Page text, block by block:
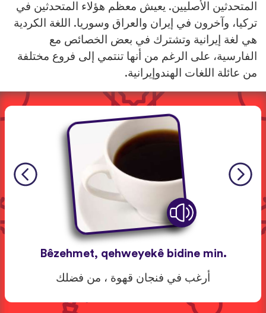
المتحدثين الأصليين. يعيش معظم هؤلاء المتحدثين في
تركيا، وآخرون في إيران والعراق وسوريا. اللغة الكردية
هي لغة إيرانية وتشترك في بعض الخصائص مع
الفارسية، على الرغم من أنها تنتمي إلى فروع مختلفة
من عائلة اللغات الهندوإيرانية.
Bêzehmet, qehweyekê bidine min.
أرغب في فنجان قهوة ، من فضلك